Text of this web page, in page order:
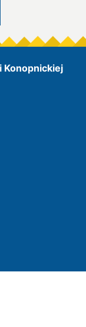
Konopnickiej